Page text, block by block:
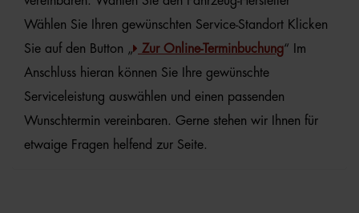
Wählen Sie Ihren gewünschten Service-Standort Klicken
Sie auf den Button „
Zur Online-Terminbuchung“ Im
Anschluss hieran können Sie Ihre gewünschte
Serviceleistung auswählen und einen passenden
Wunschtermin vereinbaren. Gerne stehen wir Ihnen für
etwaige Fragen helfend zur Seite.